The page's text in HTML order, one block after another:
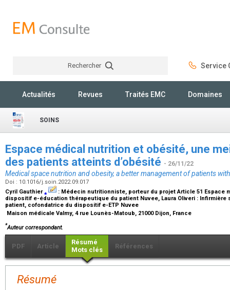
Rechercher Service
Actualités Revues Traités EMC Domaines
SOINS
Espace médical nutrition et obésité, une
des patients atteints d’obésité - 26/11/22
Medical space nutrition and obesity, a better management of patients
Doi : 10.1016/j.soin.2022.09.017
Cyril Gauthier⁎ : Médecin nutritionniste, porteur du projet Article 51 Espace
dispositif e-éducation thérapeutique du patient Nuvee, Laura Oliveri : Infirmière
patient, cofondatrice du dispositif e-ETP Nuvee
Maison médicale Valmy, 4 rue Lounès-Matoub, 21000 Dijon, France
*Auteur correspondant.
PDF Article
Résumé
Mots clés
Références
Résumé